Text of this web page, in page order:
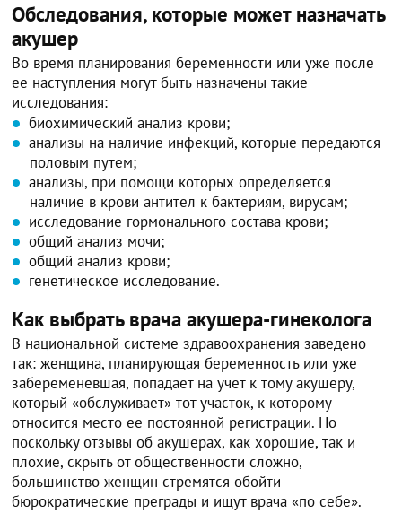
Обследования, которые может назначать
акушер
Во время планирования беременности или уже после
ее наступления могут быть назначены такие
исследования:
биохимический анализ крови;
анализы на наличие инфекций, которые передаются
половым путем;
анализы, при помощи которых определяется
наличие в крови антител к бактериям, вирусам;
исследование гормонального состава крови;
общий анализ мочи;
общий анализ крови;
генетическое исследование.
Как выбрать врача акушера-гинеколога
В национальной системе здравоохранения заведено
так: женщина, планирующая беременность или уже
забеременевшая, попадает на учет к тому акушеру,
который «обслуживает» тот участок, к которому
относится место ее постоянной регистрации. Но
поскольку отзывы об акушерах, как хорошие, так и
плохие, скрыть от общественности сложно,
большинство женщин стремятся обойти
бюрократические преграды и ищут врача «по себе».